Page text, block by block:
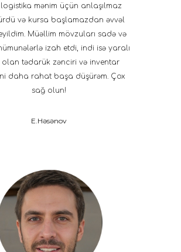
mənim üçün anlaşılmaz
və kursa başlamazdan əvvəl
Müəllim mövzuları sadə və
izah etdi, indi isə yaralı
olan tədarük zənciri və inventar
daha rahat başa düşürəm. Çox
sağ olun!
E.Həsənov